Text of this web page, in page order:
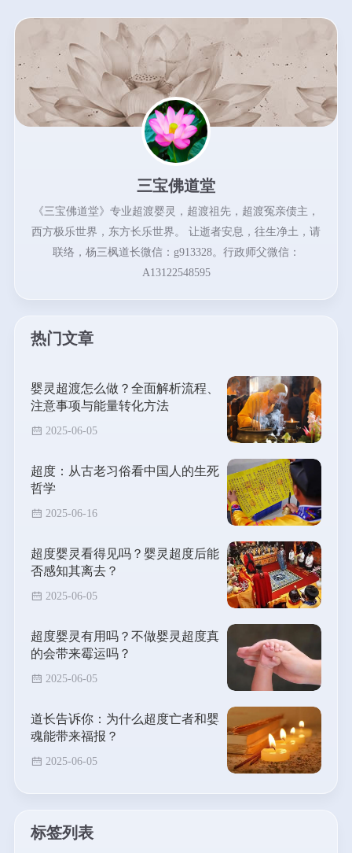
三宝佛道堂
《三宝佛道堂》专业超渡婴灵，超渡祖先，超渡冤亲债主，
西方极乐世界，东方长乐世界。 让逝者安息，往生净土，请
联络，杨三枫道长微信：g913328。行政师父微信：
A13122548595
热门文章
婴灵超渡怎么做？全面解析流程、
注意事项与能量转化方法
2025-06-05
超度：从古老习俗看中国人的生死
哲学
2025-06-16
超度婴灵看得见吗？婴灵超度后能
否感知其离去？
2025-06-05
超度婴灵有用吗？不做婴灵超度真
的会带来霉运吗？
2025-06-05
道长告诉你：为什么超度亡者和婴
魂能带来福报？
2025-06-05
标签列表